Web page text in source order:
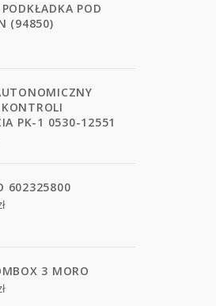
POD
(94850)
PK-1 0530-12551
602325800
3 MORO